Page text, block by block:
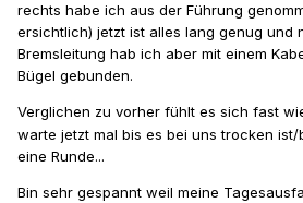
rechts habe ich aus der Führung
ersichtlich) jetzt ist alles lang genug und
Bremsleitung hab ich aber mit einem
Bügel gebunden.
Verglichen zu vorher fühlt es sich fast
warte jetzt mal bis es bei uns trocken
eine Runde...
Bin sehr gespannt weil meine